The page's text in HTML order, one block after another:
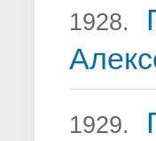
1928.
1929.